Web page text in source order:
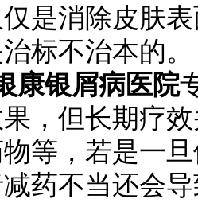
是消除皮肤
标不治本的。
康银屑病医院
，但长期疗
等，若是一
减药不当还会